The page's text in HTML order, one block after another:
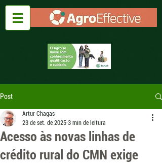
Post
Acesso às novas linhas de
crédito rural do CMN exige
Artur Chagas
23 de set. de 2025 3 min de leitura